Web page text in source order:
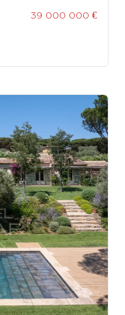
39 000 000 €